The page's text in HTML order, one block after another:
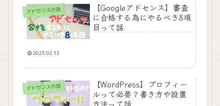
アドセンスの話
【Googleアドセンス】審査
に合格する為にやるべき8項
目って話
2023.02.12
アドセンスの話
【WordPress】プロフィー
ルって必要？書き方や設置
方法って話